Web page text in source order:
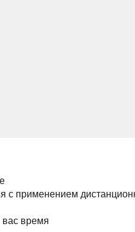
с применением
вас время